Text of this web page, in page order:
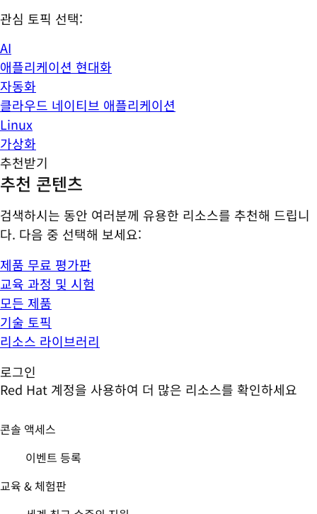
관심 토픽 선택:
AI
애플리케이션 현대화
자동화
클라우드 네이티브 애플리케이션
Linux
가상화
추천받기
추천 콘텐츠
검색하시는 동안 여러분께 유용한 리소스를 추천해 드립니
다. 다음 중 선택해 보세요:
제품 무료 평가판
교육 과정 및 시험
모든 제품
기술 토픽
리소스 라이브러리
로그인
Red Hat 계정을 사용하여 더 많은 리소스를 확인하세요
콘솔 액세스
이벤트 등록
교육 & 체험판